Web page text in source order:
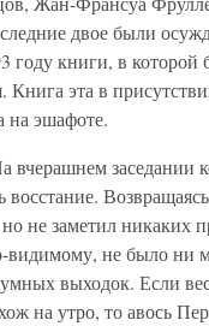
двое были
году книги, в которой
Книга эта в
на эшафоте.
вчерашнем заседании
восстание.
не заметил никаких
видимому, не было ни
выходок. Если
на утро, то авось